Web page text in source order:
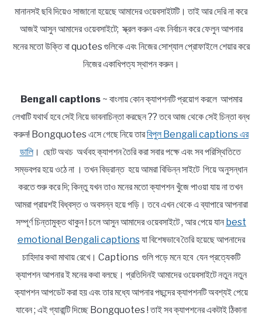
মানানসই ছবি দিয়েও সাজানো হয়েছে আমাদের ওয়েবসাইটটি। তাই আর দেরি না করে
আজই আসুন আমাদের ওয়েবসাইটে; স্ক্রল করুন এবং নির্বাচন করে ফেলুন আপনার
মনের মতো উক্তি বা quotes গুলিকে এবং নিজের সোশ্যাল প্রোফাইলে শেয়ার করে
নিজের একাধিপত্য স্থাপন করুন।
Bengali captions~ বাংলায় কোন ক্যাপশনটি প্রয়োগ করলে আপমার
লেখাটি যথার্থ হবে সেই নিয়ে ভাবনাচিন্তা করছেন ?? তবে আজ থেকে সেই চিন্তা বন্ধ
করুন! Bongquotes এসে গেছে নিয়ে তারবিপুল Bengali captions এর
ডালি। ছোট অথচ অর্থবহ ক্যাপশন তৈরি করা সবার পক্ষে এবং সব পরিস্থিতিতে
সম্ভবপর হয়ে ওঠে না । তখন বিভ্রান্ত হয়ে আমরা বিভিন্ন সাইটে গিয়ে অনুসন্ধান
করতে শুরু করে দি; কিন্তু যখন তাও মনের মতো ক্যাপশন খুঁজে পাওয়া যায় না তখন
আমরা প্রায়শই বিধ্বস্ত ও অবসন্ন হয়ে পড়ি। তবে এখন থেকে এ ব্যাপারে আপনারা
সম্পূর্ণ চিন্তামুক্ত থাকুন ! চলে আসুন আমাদের ওয়েবসাইটে , আর পেয়ে যান best
emotional Bengali captionsযা বিশেষভাবে তৈরি হয়েছে আপনাদের
চাহিদার কথা মাথায় রেখে। Captions গুলি পড়ে মনে হবে যেন প্রত্যেকটি
ক্যাপশন আপনার ই মনের কথা বলছে। প্রতিদিনই আমাদের ওয়েবসাইটে নতুন নতুন
ক্যাপশন আপডেট করা হয় এবং তার মধ্যে আপনার পছন্দের ক্যাপশনটি অবশ্যই পেয়ে
যাবেন ; এই গ্যারান্টি দিচ্ছে Bongquotes ! তাই সব ক্যাপশনের একটাই ঠিকানা